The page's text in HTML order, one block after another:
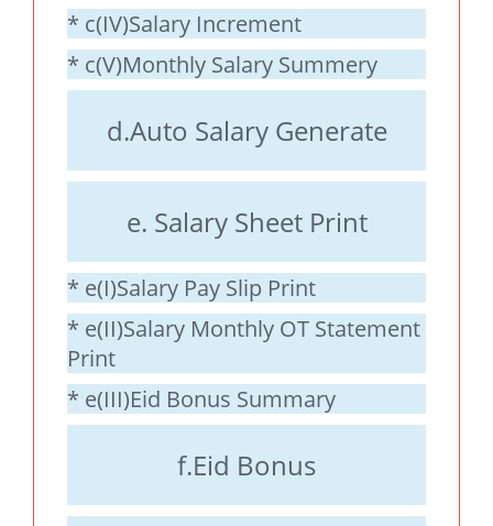
* c(IV)Salary Increment
* c(V)Monthly Salary Summery
d.Auto Salary Generate
e. Salary Sheet Print
* e(I)Salary Pay Slip Print
* e(II)Salary Monthly OT Statement
Print
* e(III)Eid Bonus Summary
f.Eid Bonus